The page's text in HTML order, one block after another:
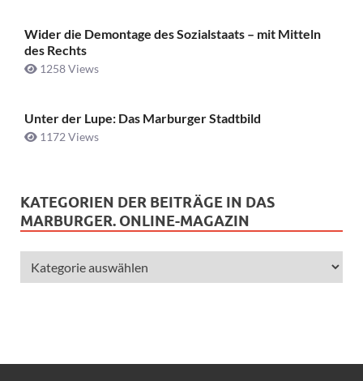
Wider die Demontage des Sozialstaats – mit Mitteln
des Rechts
1258 Views
Unter der Lupe: Das Marburger Stadtbild
1172 Views
KATEGORIEN DER BEITRÄGE IN DAS
MARBURGER. ONLINE-MAGAZIN